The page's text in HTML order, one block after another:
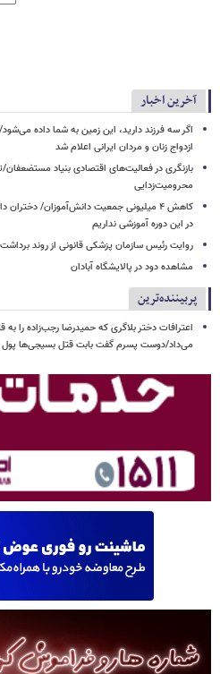
آخرین اخبار
اگر سه فرزند دارید، این زمین به شما داده
ازدواج زنان و مردان ایرانی اعلام شد
بازنگری در فعالیت‌های اقتصادی بنیاد مستضعفان/
محرومیت‌زدایی
کاهش ۴ میلیونی جمعیت دانش‌آموزان/
در این دوره آموزشی نداریم
روایت رئیس سازمان پزشکی قانونی از روند
مشاهده دود در پالایشگاه آبادان
پربیننده‌ترین
اعترافات دختر بلاگری که حمیدرضا رجب‌زاده را
می‌داد/دوست پسرم گفت بابت قتل بسیجی‌ها